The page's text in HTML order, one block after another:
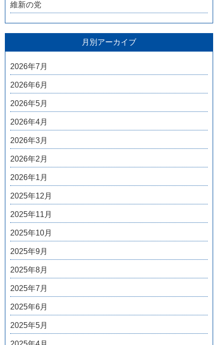
維新の党
月別アーカイブ
2026年7月
2026年6月
2026年5月
2026年4月
2026年3月
2026年2月
2026年1月
2025年12月
2025年11月
2025年10月
2025年9月
2025年8月
2025年7月
2025年6月
2025年5月